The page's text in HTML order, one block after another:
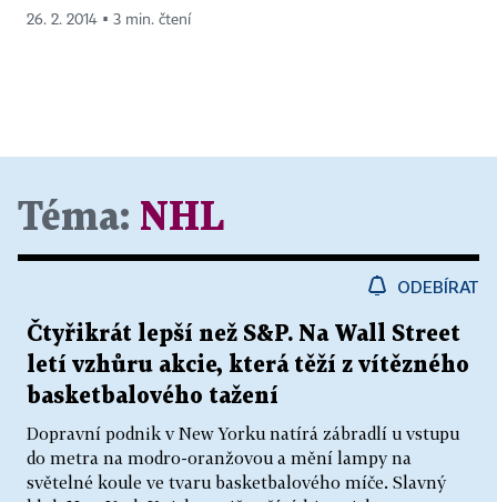
26. 2. 2014 ▪ 3 min. čtení
Téma: NHL
ODEBÍRAT
Čtyřikrát lepší než S&P. Na Wall Street
letí vzhůru akcie, která těží z vítězného
basketbalového tažení
Dopravní podnik v New Yorku natírá zábradlí u vstupu
do metra na modro-oranžovou a mění lampy na
světelné koule ve tvaru basketbalového míče. Slavný